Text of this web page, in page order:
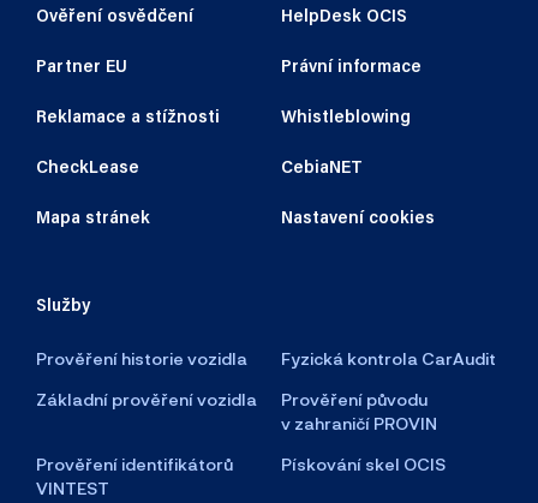
Ověření osvědčení HelpDesk OCIS
Partner EU Právní informace
Reklamace a stížnosti Whistleblowing
CheckLease CebiaNET
Mapa stránek Nastavení cookies
Služby
Prověření historie vozidla
Fyzická kontrola CarAudit
Základní prověření vozidla
Prověření původu
v zahraničí PROVIN
Prověření identifikátorů
VINTEST
Pískování skel OCIS